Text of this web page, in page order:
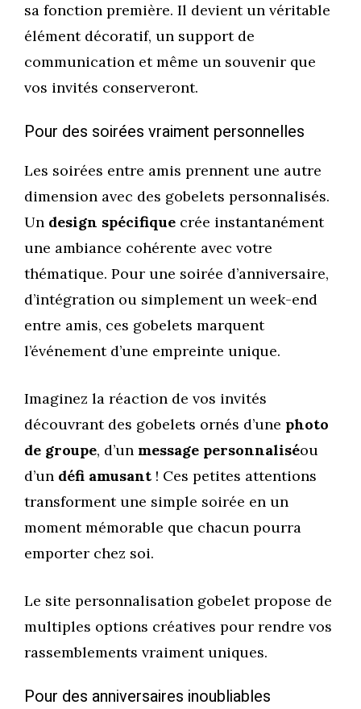
sa fonction première. Il devient un véritable
élément décoratif, un support de
communication et même un souvenir que
vos invités conserveront.
Pour des soirées vraiment personnelles
Les soirées entre amis prennent une autre
dimension avec des gobelets personnalisés.
Un design spécifique crée instantanément
une ambiance cohérente avec votre
thématique. Pour une soirée d’anniversaire,
d’intégration ou simplement un week-end
entre amis, ces gobelets marquent
l’événement d’une empreinte unique.
Imaginez la réaction de vos invités
découvrant des gobelets ornés d’une photo
de groupe, d’un message personnaliséou
d’un défi amusant ! Ces petites attentions
transforment une simple soirée en un
moment mémorable que chacun pourra
emporter chez soi.
Le site personnalisation gobelet propose de
multiples options créatives pour rendre vos
rassemblements vraiment uniques.
Pour des anniversaires inoubliables